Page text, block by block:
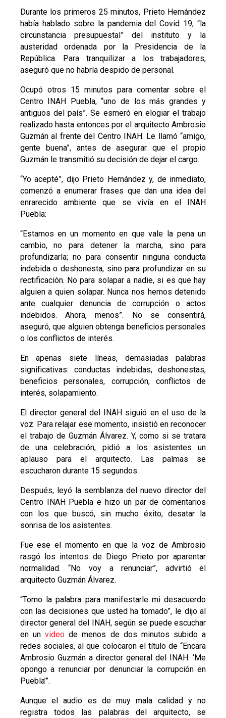
Durante los primeros 25 minutos, Prieto Hernández
había hablado sobre la pandemia del Covid 19, “la
circunstancia presupuestal” del instituto y la
austeridad ordenada por la Presidencia de la
República. Para tranquilizar a los trabajadores,
aseguró que no habría despido de personal.
Ocupó otros 15 minutos para comentar sobre el
Centro INAH Puebla, “uno de los más grandes y
antiguos del país”. Se esmeró en elogiar el trabajo
realizado hasta entonces por el arquitecto Ambrosio
Guzmán al frente del Centro INAH. Le llamó “amigo,
gente buena”, antes de asegurar que el propio
Guzmán le transmitió su decisión de dejar el cargo.
“Yo acepté”, dijo Prieto Hernández y, de inmediato,
comenzó a enumerar frases que dan una idea del
enrarecido ambiente que se vivía en el INAH
Puebla:
“Estamos en un momento en que vale la pena un
cambio, no para detener la marcha, sino para
profundizarla; no para consentir ninguna conducta
indebida o deshonesta, sino para profundizar en su
rectificación. No para solapar a nadie, si es que hay
alguien a quien solapar. Nunca nos hemos detenido
ante cualquier denuncia de corrupción o actos
indebidos. Ahora, menos”. No se consentirá,
aseguró, que alguien obtenga beneficios personales
o los conflictos de interés.
En apenas siete líneas, demasiadas palabras
significativas: conductas indebidas, deshonestas,
beneficios personales, corrupción, conflictos de
interés, solapamiento.
El director general del INAH siguió en el uso de la
voz. Para relajar ese momento, insistió en reconocer
el trabajo de Guzmán Álvarez. Y, como si se tratara
de una celebración, pidió a los asistentes un
aplauso para el arquitecto. Las palmas se
escucharon durante 15 segundos.
Después, leyó la semblanza del nuevo director del
Centro INAH Puebla e hizo un par de comentarios
con los que buscó, sin mucho éxito, desatar la
sonrisa de los asistentes.
Fue ese el momento en que la voz de Ambrosio
rasgó los intentos de Diego Prieto por aparentar
normalidad. “No voy a renunciar”, advirtió el
arquitecto Guzmán Álvarez.
“Tomo la palabra para manifestarle mi desacuerdo
con las decisiones que usted ha tomado”, le dijo al
director general del INAH, según se puede escuchar
en unvideo de menos de dos minutos subido a
redes sociales, al que colocaron el título de “Encara
Ambrosio Guzmán a director general del INAH: ‘Me
opongo a renunciar por denunciar la corrupción en
Puebla’”.
Aunque el audio es de muy mala calidad y no
registra todos las palabras del arquitecto, se